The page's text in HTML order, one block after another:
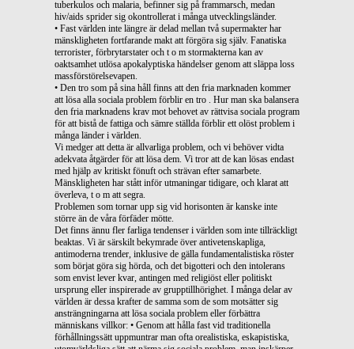
tuberkulos och malaria, befinner sig på frammarsch, medan
hiv/aids sprider sig okontrollerat i många utvecklingsländer.
• Fast världen inte längre är delad mellan två supermakter har
mänskligheten fortfarande makt att förgöra sig själv. Fanatiska
terrorister, förbrytarstater och t o m stormakterna kan av
oaktsamhet utlösa apokalyptiska händelser genom att släppa loss
massförstörelsevapen.
• Den tro som på sina håll finns att den fria marknaden kommer
att lösa alla sociala problem förblir en tro . Hur man ska balansera
den fria marknadens krav mot behovet av rättvisa sociala program
för att bistå de fattiga och sämre ställda förblir ett olöst problem i
många länder i världen.
Vi medger att detta är allvarliga problem, och vi behöver vidta
adekvata åtgärder för att lösa dem. Vi tror att de kan lösas endast
med hjälp av kritiskt fönuft och strävan efter samarbete.
Mänskligheten har stått inför utmaningar tidigare, och klarat att
överleva, t o m att segra.
Problemen som tornar upp sig vid horisonten är kanske inte
större än de våra förfäder mötte.
Det finns ännu fler farliga tendenser i världen som inte tillräckligt
beaktas. Vi är särskilt bekymrade över antivetenskapliga,
antimoderna trender, inklusive de gälla fundamentalistiska röster
som börjat göra sig hörda, och det bigotteri och den intolerans
som envist lever kvar, antingen med religiöst eller politiskt
ursprung eller inspirerade av grupptillhörighet. I många delar av
världen är dessa krafter de samma som de som motsätter sig
ansträngningarna att lösa sociala problem eller förbättra
människans villkor: • Genom att hålla fast vid traditionella
förhållningssätt uppmuntrar man ofta orealistiska, eskapistiska,